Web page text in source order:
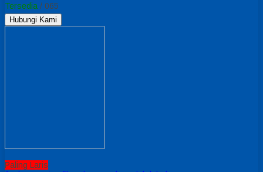
Tersedia / 065
Hubungi Kami
Paling Laris